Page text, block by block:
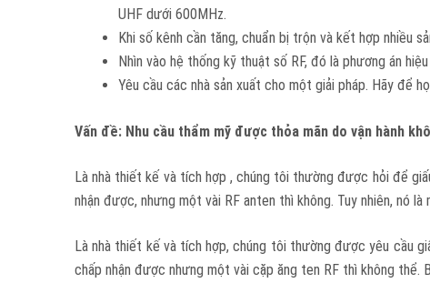
UHF dưới 600MHz.
Khi số kênh cần tăng, chuẩn bị trộn và kết hợp nhiều
Nhìn vào hệ thống kỹ thuật số RF, đó là phương án
Yêu cầu các nhà sản xuất cho một giải pháp. Hãy để
Vấn đề: Nhu cầu thẩm mỹ được thỏa mãn do vận hành
Là nhà thiết kế và tích hợp , chúng tôi thường được hỏi để
nhận được, nhưng một vài RF anten thì không. Tuy nhiên, nó
Là nhà thiết kế và tích hợp, chúng tôi thường được yêu cầu
chấp nhận được nhưng một vài cặp ăng ten RF thì không thể.